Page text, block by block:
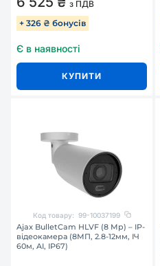
з ПДВ
+ 326 ₴ бонусів
Є в наявності
КУПИТИ
Код товару: 99-10037199
Ajax BulletCam HLVF (8 Mp) – IP-
відеокамера (8МП, 2.8-12мм, ІЧ
60м, AI, IP67)